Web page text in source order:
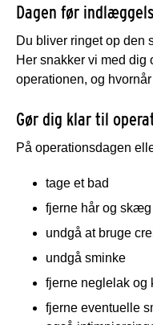
Dagen før
Du bliver ringet op den
Her snakker vi med dig
operationen, og
Gør dig klar til
På operationsdagen
tage et bad
fjerne hår og
undgå at bruge
undgå sminke
fjerne neglelak og
fjerne eventuelle